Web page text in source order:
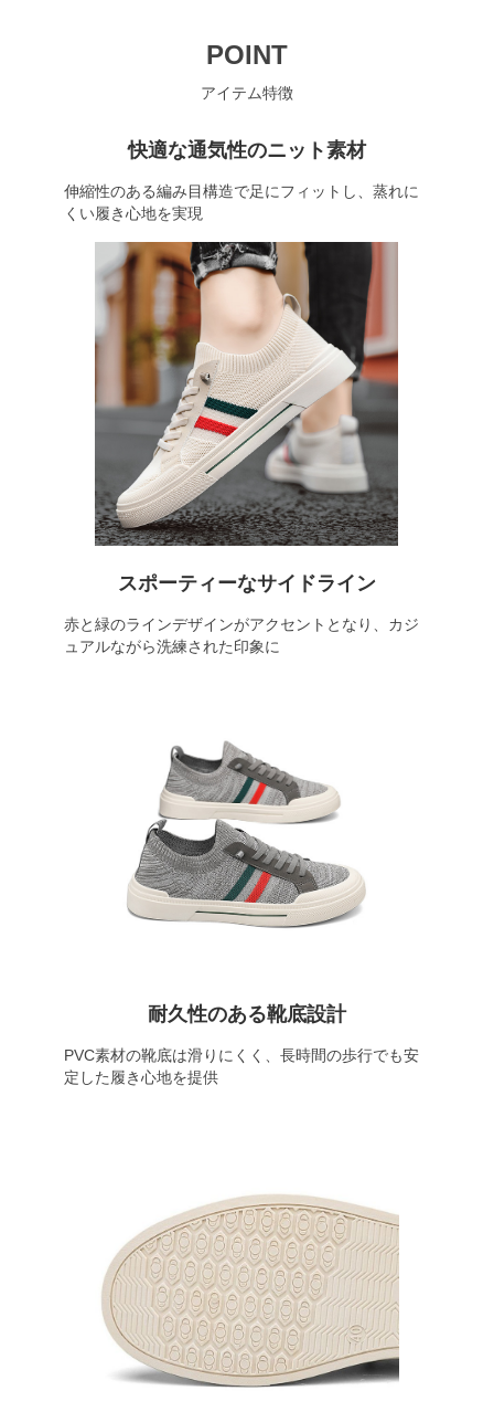
POINT
アイテム特徴
快適な通気性のニット素材
伸縮性のある編み目構造で足にフィットし、蒸れに
くい履き心地を実現
スポーティーなサイドライン
赤と緑のラインデザインがアクセントとなり、カジ
ュアルながら洗練された印象に
耐久性のある靴底設計
PVC素材の靴底は滑りにくく、長時間の歩行でも安
定した履き心地を提供